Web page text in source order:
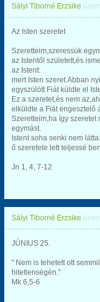
Sályi Tiborné Erzsike
Az Isten szeretet
Szeretteim,szeressük
az Istentől született,és
az Istent:
mert Isten szeret.Abban
egyszülött Fiát küldte el
Ez a szeretet,és nem
elküldte a Fiát engesztelő
Szeretteim,ha így szeretet
egymást.
Istent soha senki nem
ő szeretete lett teljessé
Jn 1, 4, 7-12
Sályi Tiborné Erzsike
JÚNIUS 25.
" Nem is tehetett ott
hitetlenségén."
Mk 6,5-6